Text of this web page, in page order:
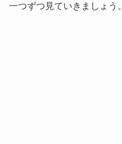
一つずつ見ていきましょう。